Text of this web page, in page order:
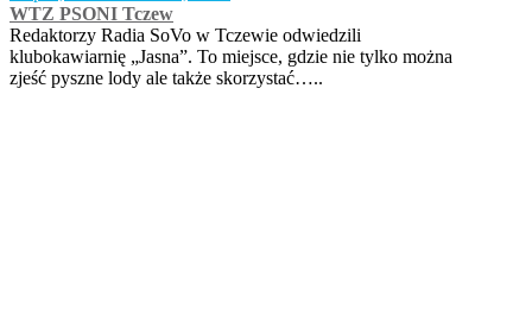
WTZ PSONI Tczew
Redaktorzy Radia SoVo w Tczewie odwiedzili
klubokawiarnię „Jasna”. To miejsce, gdzie nie tylko można
zjeść pyszne lody ale także skorzystać…..